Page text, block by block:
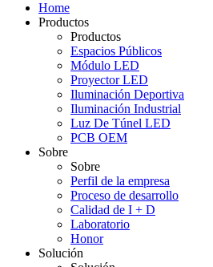
Home
Productos
Productos
Espacios Públicos
Módulo LED
Proyector LED
Iluminación Deportiva
Iluminación Industrial
Luz De Túnel LED
PCB OEM
Sobre
Sobre
Perfil de la empresa
Proceso de desarrollo
Calidad de I + D
Laboratorio
Honor
Solución